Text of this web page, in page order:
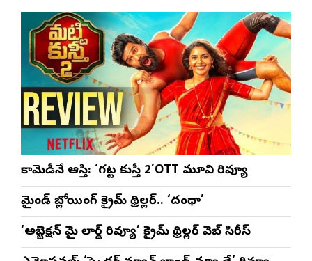
కామెడీనే ఆస్తి: ‘గట్ట కుస్తీ 2’OTT మూవి రివ్యూ
మైండ్ బ్లోయింగ్ క్రైమ్ థ్రిల్లర్.. ‘దంధా’
‘అబ్జెక్ష‌న్ మై లార్డ్ రివ్యూ’ క్రైమ్ థ్రిల్ల‌ర్ వెబ్ సిరీస్